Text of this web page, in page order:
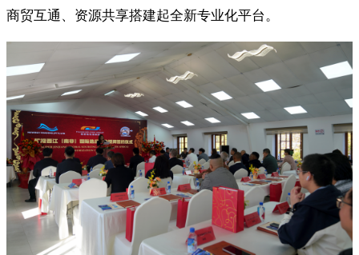
商贸互通、资源共享搭建起全新专业化平台。